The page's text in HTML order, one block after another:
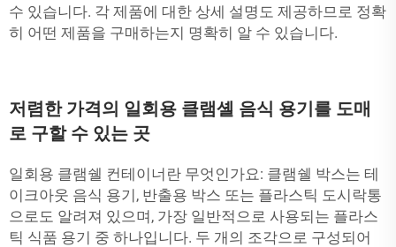
수 있습니다. 각 제품에 대한 상세 설명도 제공하므로 정확
히 어떤 제품을 구매하는지 명확히 알 수 있습니다.
저렴한 가격의 일회용 클램셸 음식 용기를 도매
로 구할 수 있는 곳
일회용 클램쉘 컨테이너란 무엇인가요: 클램쉘 박스는 테
이크아웃 음식 용기, 반출용 박스 또는 플라스틱 도시락통
으로도 알려져 있으며, 가장 일반적으로 사용되는 플라스
틱 식품 용기 중 하나입니다. 두 개의 조각으로 구성되어